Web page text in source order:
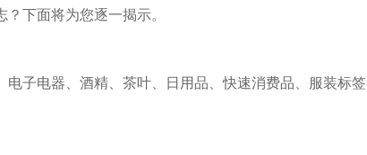
下面将为您逐一揭示。
电子电器、酒精、茶叶、日用品、快速消费品、服装标签